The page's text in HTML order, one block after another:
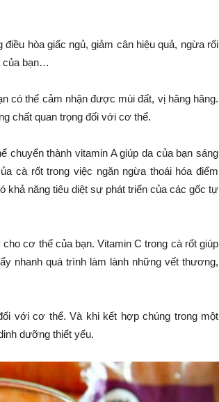
hòa giấc ngủ, giảm cân hiệu quả, ngừa rối
của bạn…
có thể cảm nhận được mùi đất, vị hăng hăng.
chất quan trọng đối với cơ thể.
chuyển thành vitamin A giúp da của bạn sáng
cà rốt trong việc ngăn ngừa thoái hóa điểm
khả năng tiêu diệt sự phát triển của các gốc tự
cơ thể của bạn. Vitamin C trong cà rốt giúp
nhanh quá trình làm lành những vết thương,
với cơ thể. Và khi kết hợp chúng trong một
dưỡng thiết yếu.